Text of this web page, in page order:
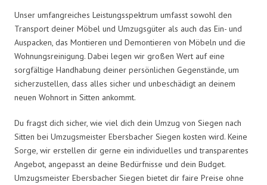
Unser umfangreiches Leistungsspektrum umfasst sowohl den
Transport deiner Möbel und Umzugsgüter als auch das Ein- und
Auspacken, das Montieren und Demontieren von Möbeln und die
Wohnungsreinigung. Dabei legen wir großen Wert auf eine
sorgfältige Handhabung deiner persönlichen Gegenstände, um
sicherzustellen, dass alles sicher und unbeschädigt an deinem
neuen Wohnort in Sitten ankommt.
Du fragst dich sicher, wie viel dich dein Umzug von Siegen nach
Sitten bei Umzugsmeister Ebersbacher Siegen kosten wird. Keine
Sorge, wir erstellen dir gerne ein individuelles und transparentes
Angebot, angepasst an deine Bedürfnisse und dein Budget.
Umzugsmeister Ebersbacher Siegen bietet dir faire Preise ohne